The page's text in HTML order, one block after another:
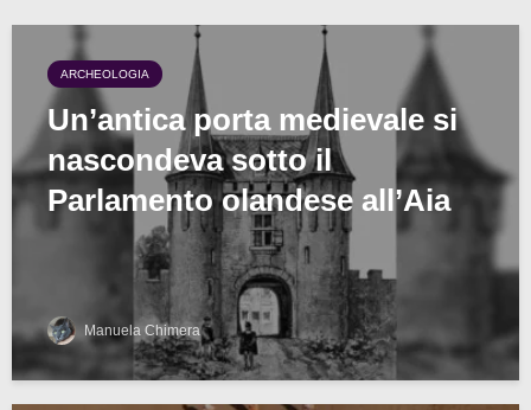
ARCHEOLOGIA
Un’antica porta medievale si
nascondeva sotto il
Parlamento olandese all’Aia
Manuela Chimera